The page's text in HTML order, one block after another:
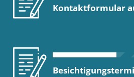
Kontaktformular